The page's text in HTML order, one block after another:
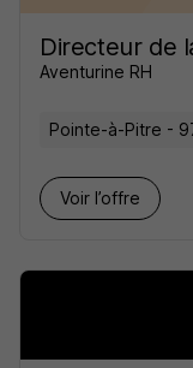
Directeur de
Aventurine RH
Pointe-à-Pitre -
Voir l’offre